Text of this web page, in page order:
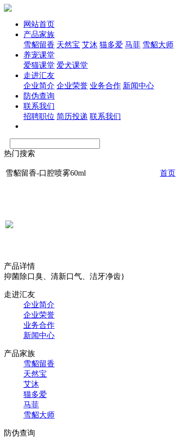
网站首页
产品家族
雪貂留香 天然宝 艾沐 猫多爱 马菲 雪貂大师
养宠课堂
爱猫课堂 爱犬课堂
走进汇友
企业简介 企业荣誉 业务合作 新闻中心
防伪查询
联系我们
招聘职位 简历投递 联系我们
热门搜索
雪貂留香-口腔喷雾60ml 首页
产品详情
抑菌除口臭、清新口气、洁牙净齿}
走进汇友
企业简介
企业荣誉
业务合作
新闻中心
产品家族
雪貂留香
天然宝
艾沐
猫多爱
马菲
雪貂大师
防伪查询